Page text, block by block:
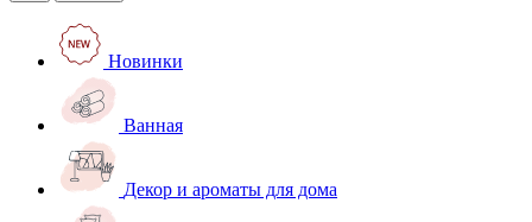
Новинки
Ванная
Декор и ароматы для дома